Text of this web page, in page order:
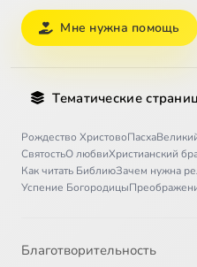
Мне нужна помощь
Тематические
Рождество ХристовоПасха
СвятостьО любвиХристианский
Как читать БиблиюЗачем нужна
Успение Богородицы
Благотворительность